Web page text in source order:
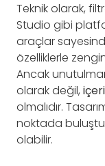
Teknik olarak,
Studio gibi
araçlar
özelliklerle
Ancak
olarak değil,
olmalıdır.
noktada
olabilir.